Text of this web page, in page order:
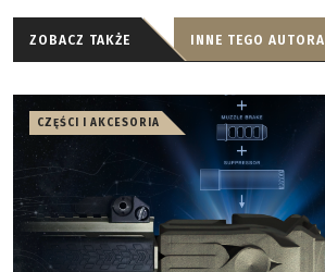
ZOBACZ TAKŻE INNE TEGO AUTORA
CZĘŚCI I AKCESORIA